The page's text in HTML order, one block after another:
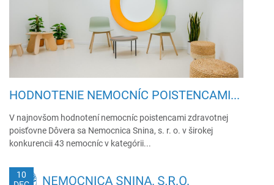
HODNOTENIE NEMOCNÍC POISTENCAMI...
V najnovšom hodnotení nemocníc poistencami zdravotnej
poisťovne Dôvera sa Nemocnica Snina, s. r. o. v širokej
konkurencii 43 nemocníc v kategórii...
10